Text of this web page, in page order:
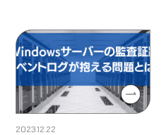
2023.12.22